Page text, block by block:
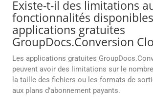
Existe-t-il des limitations
fonctionnalités
applications gratuites
GroupDocs.Conversion
Les applications gratuites
peuvent avoir des limitations sur le
la taille des fichiers ou les formats de
aux plans d’abonnement payants.